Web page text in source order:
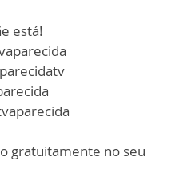
está!
gratuitamente no seu